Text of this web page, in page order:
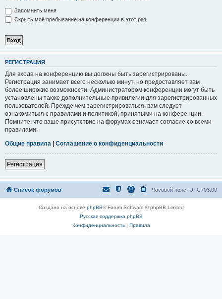
Запомнить меня
Скрыть моё пребывание на конференции в этот раз
РЕГИСТРАЦИЯ
Для входа на конференцию вы должны быть зарегистрированы.
Регистрация занимает всего несколько минут, но предоставляет вам
более широкие возможности. Администратором конференции могут быть
установлены также дополнительные привилегии для зарегистрированных
пользователей. Прежде чем зарегистрироваться, вам следует
ознакомиться с правилами и политикой, принятыми на конференции.
Помните, что ваше присутствие на форумах означает согласие со всеми
правилами.
Общие правила | Соглашение о конфиденциальности
Регистрация
Список форумов Часовой пояс: UTC+03:00
Создано на основе phpBB® Forum Software © phpBB Limited
Русская поддержка phpBB
Конфиденциальность| Правила